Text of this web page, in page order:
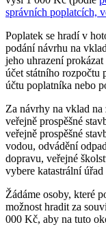
správních poplatcích,
Poplatek se hradí v
podání návrhu na
jeho uhrazení
účet státního rozpočtu
účtu poplatníka nebo
Za návrhy na vklad
veřejně prospěšné
veřejně prospěšné
vodou, odvádění
dopravu, veřejné
vybere katastrální
Žádáme osoby, které
možnost hradit za
000 Kč, aby na tuto